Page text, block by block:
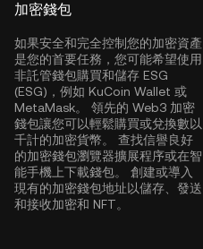
加密錢包
如果安全和完全控制您的加密資產
是您的首要任務，您可能希望使用
非託管錢包購買和儲存 ESG
(ESG)，例如 KuCoin Wallet 或
MetaMask。 領先的 Web3 加密
錢包讓您可以輕鬆購買或兌換數以
千計的加密貨幣。 查找信譽良好
的加密錢包瀏覽器擴展程序或在智
能手機上下載錢包。 創建或導入
現有的加密錢包地址以儲存、發送
和接收加密和 NFT。